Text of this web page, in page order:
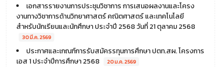
เอกสารรายงานการประชุมวิชาการ การเสนอผลงานและโครง
งานทางวิชาการด้านวิทยาศาสตร์ คณิตศาสตร์ และเทคโนโลยี
สำหรับนักเรียนและนักศึกษา ประจำปี 2568 วันที่ 21 ตุลาคม 2568
30 มี.ค. 2569
ประกาศและเกณฑ์การรับสมัครรทุนการศึกษา ปตท.สผ. โครงการ
เอส 1 ประจำปีการศึกษา 2568
20 ม.ค. 2569